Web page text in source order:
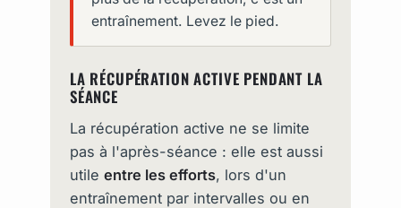
entraînement. Levez le pied.
LA RÉCUPÉRATION ACTIVE PENDANT LA
SÉANCE
La récupération active ne se limite
pas à l'après-séance : elle est aussi
utile entre les efforts, lors d'un
entraînement par intervalles ou en